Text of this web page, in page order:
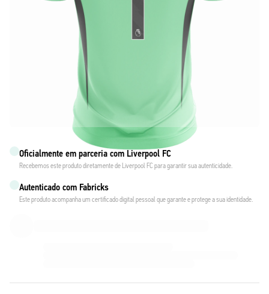
Oficialmente em parceria com Liverpool FC
Recebemos este produto diretamente de Liverpool FC para garantir sua autenticidade.
Autenticado com Fabricks
Este produto acompanha um certificado digital pessoal que garante e protege a sua identidade.